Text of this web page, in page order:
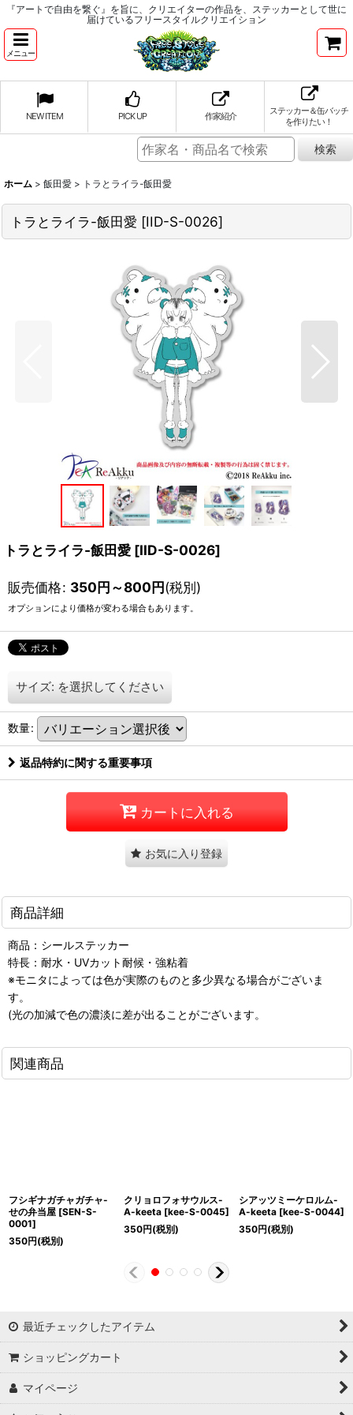
『アートで自由を繋ぐ』を旨に、クリエイターの作品を、ステッカーとして世に
届けているフリースタイルクリエイション
メニュー
NEW ITEM PICK UP 作家紹介
ステッカー＆缶バッチ
を作りたい！
ホーム > 飯田愛 > トラとライラ-飯田愛
トラとライラ-飯田愛 [IID-S-0026]
トラとライラ-飯田愛 [IID-S-0026]
販売価格: 350円～800円(税別)
オプションにより価格が変わる場合もあります。
サイズ: を選択してください
数量:
返品特約に関する重要事項
カートに入れる
お気に入り登録
商品詳細
商品：シールステッカー
特長：耐水・UVカット耐候・強粘着
※モニタによっては色が実際のものと多少異なる場合がございま
す。
(光の加減で色の濃淡に差が出ることがございます。
関連商品
フシギナガチャガチャ-
せの弁当屋 [SEN-S-
0001]
350円(税別)
クリョロフォサウルス-
A-keeta [kee-S-0045]
350円(税別)
シアッツミーケロルム-
A-keeta [kee-S-0044]
350円(税別)
最近チェックしたアイテム
ショッピングカート
マイページ